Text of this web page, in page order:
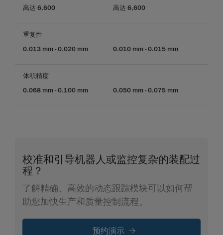
高达 6,600
高达 6,600
重复性
0.013 mm - 0.020 mm
0.010 mm - 0.015 mm
体积精度
0.068 mm - 0.100 mm
0.050 mm - 0.075 mm
校准和引导机器人或监控复杂的装配过
程？
了解精确、高效的动态跟踪模块可以如何帮
助您加快生产和质量控制流程。
预约演示